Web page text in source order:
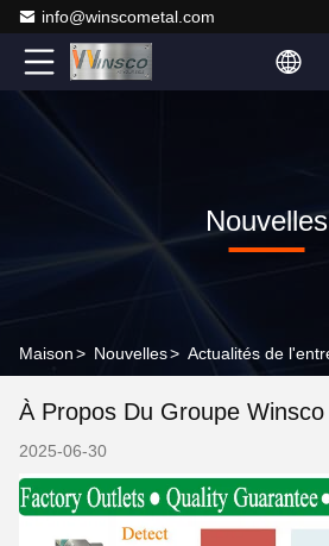
info@winscometal.com
Nouvelles
Maison> Nouvelles>
À Propos Du Groupe Winsco
2025-06-30